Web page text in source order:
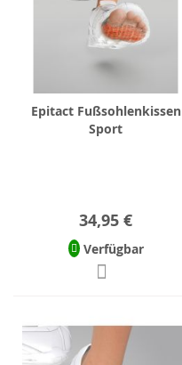
Epitact Fußsohlenkissen
Sport
34,95 €
Verfügbar